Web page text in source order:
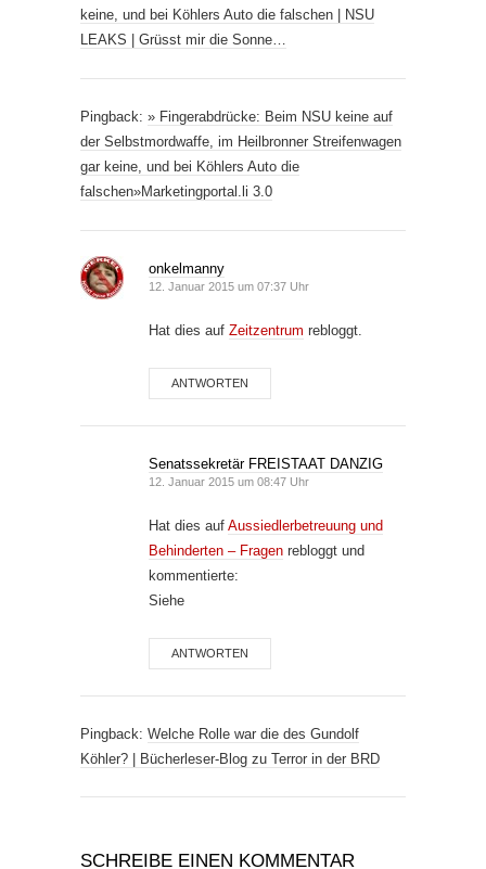
keine, und bei Köhlers Auto die falschen | NSU
LEAKS | Grüsst mir die Sonne…
Pingback: » Fingerabdrücke: Beim NSU keine auf
der Selbstmordwaffe, im Heilbronner Streifenwagen
gar keine, und bei Köhlers Auto die
falschen»Marketingportal.li 3.0
onkelmanny
12. Januar 2015 um 07:37 Uhr
Hat dies auf Zeitzentrum rebloggt.
ANTWORTEN
Senatssekretär FREISTAAT DANZIG
12. Januar 2015 um 08:47 Uhr
Hat dies auf Aussiedlerbetreuung und
Behinderten – Fragen rebloggt und
kommentierte:
Siehe
ANTWORTEN
Pingback: Welche Rolle war die des Gundolf
Köhler? | Bücherleser-Blog zu Terror in der BRD
SCHREIBE EINEN KOMMENTAR